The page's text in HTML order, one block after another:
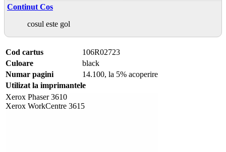
Continut Cos
cosul este gol
Cod cartus
106R02723
Culoare
black
Numar pagini
14.100, la 5% acoperire
Utilizat la imprimantele
Xerox Phaser 3610
Xerox WorkCentre 3615